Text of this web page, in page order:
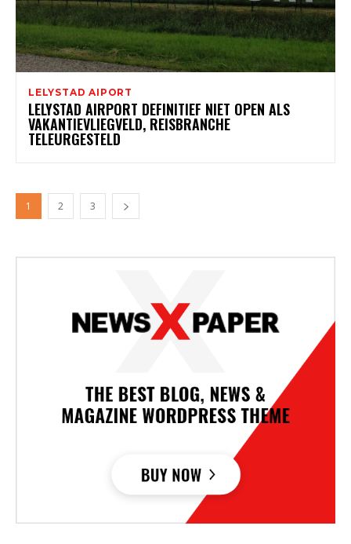
LELYSTAD AIPORT
LELYSTAD AIRPORT DEFINITIEF NIET OPEN ALS
VAKANTIEVLIEGVELD, REISBRANCHE
TELEURGESTELD
1 2 3